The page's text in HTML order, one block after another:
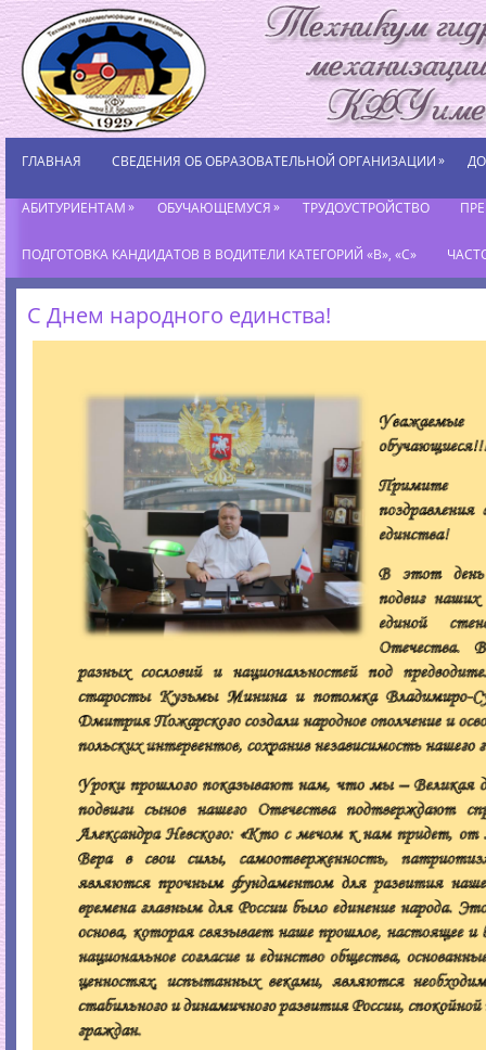
ГЛАВНАЯ СВЕДЕНИЯ ОБ ОБРАЗОВАТЕЛЬНОЙ ОРГАНИЗАЦИИ»
АБИТУРИЕНТАМ» ОБУЧАЮЩЕМУСЯ» ТРУДОУСТРОЙСТВО
ПОДГОТОВКА КАНДИДАТОВ В ВОДИТЕЛИ КАТЕГОРИЙ «В», «С»
С Днем народного единства!